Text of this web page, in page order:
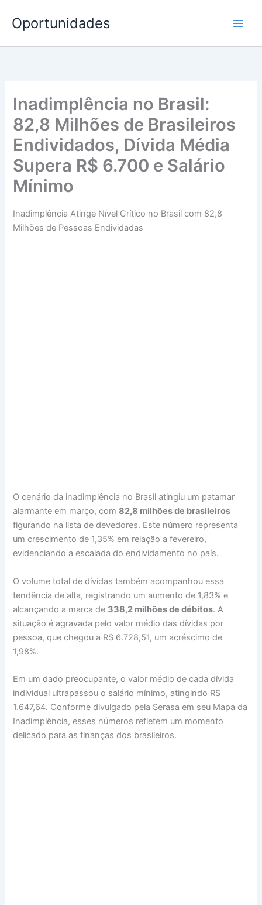
para
conteúdo
Oportunidades
Inadimplência no Brasil:
82,8 Milhões de Brasileiros
Endividados, Dívida Média
Supera R$ 6.700 e Salário
Mínimo
Inadimplência Atinge Nível Crítico no Brasil com 82,8
Milhões de Pessoas Endividadas
O cenário da inadimplência no Brasil atingiu um patamar
alarmante em março, com82,8 milhões de brasileiros
figurando na lista de devedores. Este número representa
um crescimento de 1,35% em relação a fevereiro,
evidenciando a escalada do endividamento no país.
O volume total de dívidas também acompanhou essa
tendência de alta, registrando um aumento de 1,83% e
alcançando a marca de 338,2 milhões de débitos. A
situação é agravada pelo valor médio das dívidas por
pessoa, que chegou a R$ 6.728,51, um acréscimo de
1,98%.
Em um dado preocupante, o valor médio de cada dívida
individual ultrapassou o salário mínimo, atingindo R$
1.647,64. Conforme divulgado pela Serasa em seu Mapa da
Inadimplência, esses números refletem um momento
delicado para as finanças dos brasileiros.